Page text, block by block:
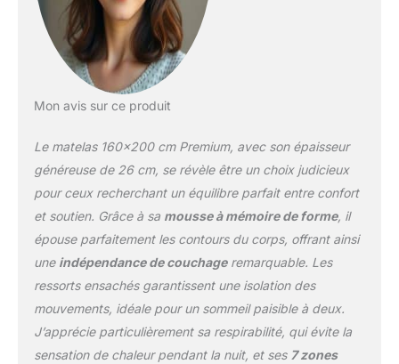
spécial Tencel qui offre à
la fois la transpiration, la
douceur et le
aération optimale et un
flux d'air correct pour
des conditions de
température. De plus, il
est allergique,
antibactérien et résistant.
Avec une certification
pour les allergiques.
【𝐎𝐩𝐭𝐢𝐦𝐚𝐥 𝐂𝐨𝐧𝐟𝐨𝐫𝐭】 — Le
matelas Ace Hybrid est
Mon avis sur ce produit
Le matelas 160×200 cm Premium, avec son épaisseur
généreuse de 26 cm, se révèle être un choix judicieux
pour ceux recherchant un équilibre parfait entre confort
et soutien. Grâce à sa mousse à mémoire de forme, il
épouse parfaitement les contours du corps, offrant ainsi
une indépendance de couchageremarquable. Les
ressorts ensachés garantissent une isolation des
mouvements, idéale pour un sommeil paisible à deux.
J’apprécie particulièrement sa respirabilité, qui évite la
sensation de chaleur pendant la nuit, et ses 7 zones